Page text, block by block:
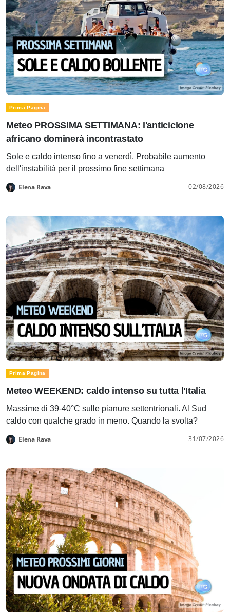
Prima Pagina
Meteo PROSSIMA SETTIMANA: l'anticiclone
africano dominerà incontrastato
Sole e caldo intenso fino a venerdì. Probabile aumento
dell'instabilità per il prossimo fine settimana
Elena Rava 02/08/2026
Prima Pagina
Meteo WEEKEND: caldo intenso su tutta l'Italia
Massime di 39-40°C sulle pianure settentrionali. Al Sud
caldo con qualche grado in meno. Quando la svolta?
Elena Rava 31/07/2026